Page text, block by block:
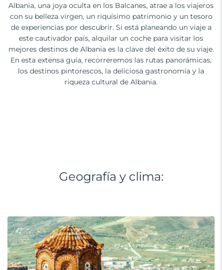
Albania, una joya oculta en los Balcanes, atrae a los viajeros
con su belleza virgen, un riquísimo patrimonio y un tesoro
de experiencias por descubrir. Si está planeando un viaje a
este cautivador país, alquilar un coche para visitar los
mejores destinos de Albania es la clave del éxito de su viaje.
En esta extensa guía, recorreremos las rutas panorámicas,
los destinos pintorescos, la deliciosa gastronomía y la
riqueza cultural de Albania.
Geografía y clima: